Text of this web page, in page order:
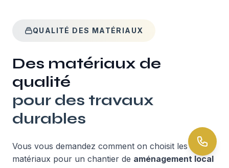
QUALITÉ DES MATÉRIAUX
Des matériaux de
qualité
pour des travaux
durables
Vous vous demandez comment on choisit les
matériaux pour un chantier de aménagement local